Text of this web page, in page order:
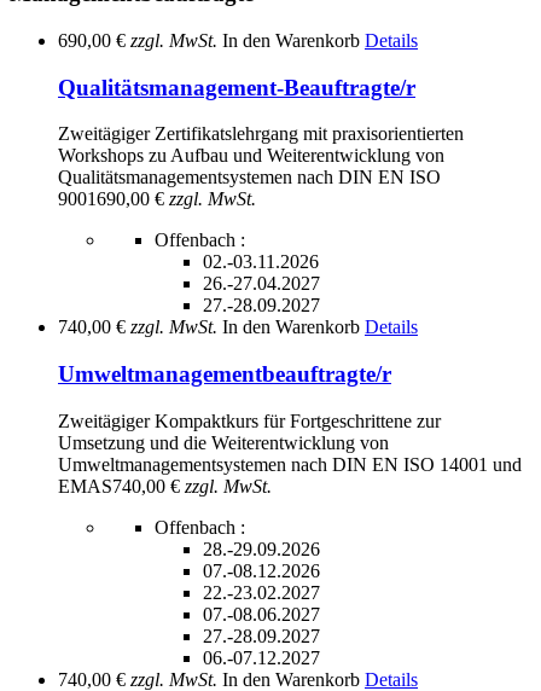
690,00 € zzgl. MwSt. In den Warenkorb Details
Qualitätsmanagement-Beauftragte/r
Zweitägiger Zertifikatslehrgang mit praxisorientierten
Workshops zu Aufbau und Weiterentwicklung von
Qualitätsmanagementsystemen nach DIN EN ISO
9001690,00 € zzgl. MwSt.
Offenbach :
02.-03.11.2026
26.-27.04.2027
27.-28.09.2027
740,00 € zzgl. MwSt. In den Warenkorb Details
Umweltmanagementbeauftragte/r
Zweitägiger Kompaktkurs für Fortgeschrittene zur
Umsetzung und die Weiterentwicklung von
Umweltmanagementsystemen nach DIN EN ISO 14001 und
EMAS740,00 € zzgl. MwSt.
Offenbach :
28.-29.09.2026
07.-08.12.2026
22.-23.02.2027
07.-08.06.2027
27.-28.09.2027
06.-07.12.2027
740,00 € zzgl. MwSt. In den Warenkorb Details